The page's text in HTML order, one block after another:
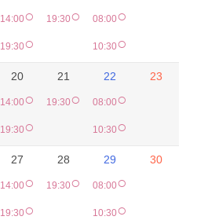
14:00○
19:30○
19:30○ 08:00○
10:30○
20
14:00○
19:30○
21
19:30○
22
08:00○
10:30○
23
27
14:00○
19:30○
28
19:30○
29
08:00○
10:30○
30